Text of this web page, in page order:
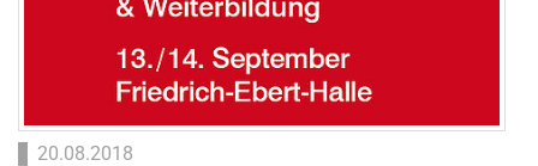
20.08.2018